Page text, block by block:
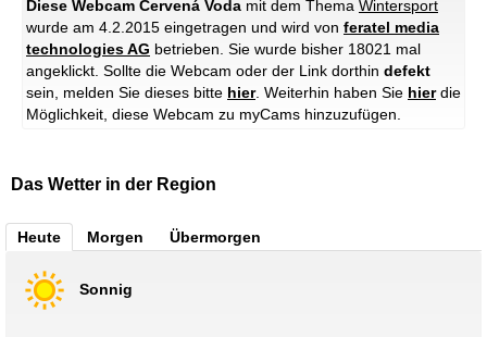
Diese Webcam Červená Voda mit dem Thema Wintersport
wurde am 4.2.2015 eingetragen und wird von feratel media
technologies AG betrieben. Sie wurde bisher 18021 mal
angeklickt. Sollte die Webcam oder der Link dorthin defekt
sein, melden Sie dieses bitte hier. Weiterhin haben Sie hierdie
Möglichkeit, diese Webcam zu myCams hinzuzufügen.
Das Wetter in der Region
Heute Morgen Übermorgen
Sonnig